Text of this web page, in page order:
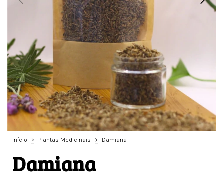
Início > Plantas Medicinais > Damiana
Damiana